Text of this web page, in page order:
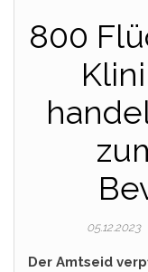
800
05.12.2023
Der Amtseid